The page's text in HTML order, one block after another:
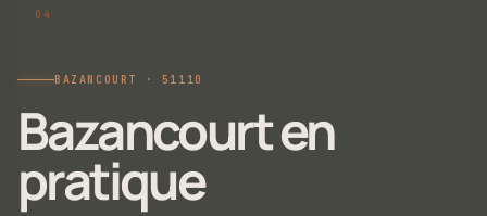
BAZANCOURT · 51110
Bazancourt en
pratique